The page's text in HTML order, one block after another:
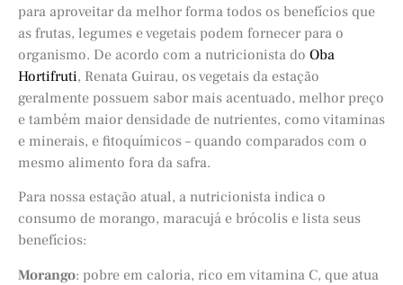
para aproveitar da melhor forma todos os benefícios que
as frutas, legumes e vegetais podem fornecer para o
organismo. De acordo com a nutricionista do Oba
Hortifruti, Renata Guirau, os vegetais da estação
geralmente possuem sabor mais acentuado, melhor preço
e também maior densidade de nutrientes, como vitaminas
e minerais, e fitoquímicos – quando comparados com o
mesmo alimento fora da safra.
Para nossa estação atual, a nutricionista indica o
consumo de morango, maracujá e brócolis e lista seus
benefícios:
Morango: pobre em caloria, rico em vitamina C, que atua